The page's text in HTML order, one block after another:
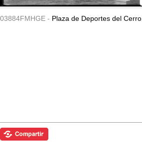
03884FMHGE - Plaza de Deportes del Cerro.